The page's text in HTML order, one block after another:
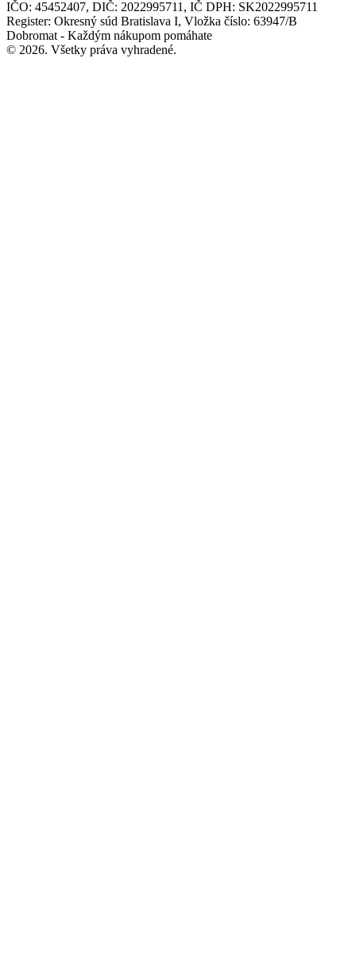
IČO: 45452407, DIČ: 2022995711, IČ DPH: SK2022995711
Register: Okresný súd Bratislava I, Vložka číslo: 63947/B
Dobromat - Každým nákupom pomáhate
© 2026. Všetky práva vyhradené.